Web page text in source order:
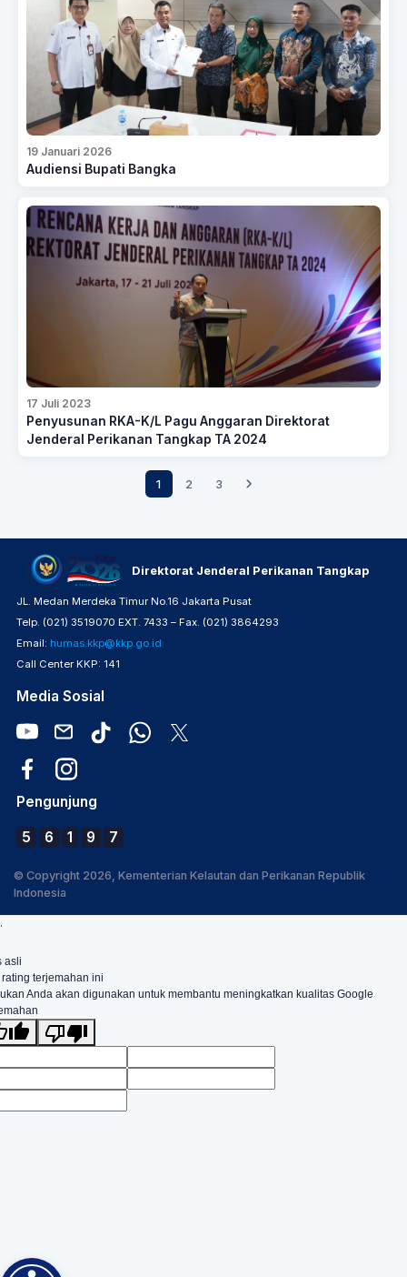
19 Januari 2026
Audiensi Bupati Bangka
17 Juli 2023
Penyusunan RKA-K/L Pagu Anggaran Direktorat
Jenderal Perikanan Tangkap TA 2024
1 2 3
Direktorat Jenderal Perikanan Tangkap
JL. Medan Merdeka Timur No.16 Jakarta Pusat
Telp. (021) 3519070 EXT. 7433 – Fax. (021) 3864293
Email: humas.kkp@kkp.go.id
Call Center KKP: 141
Media Sosial
Pengunjung
5 6 1 9 7
© Copyright 2026, Kementerian Kelautan dan Perikanan Republik
Indonesia
.
asli
terjemahan ini
Anda akan digunakan untuk membantu meningkatkan kualitas Google